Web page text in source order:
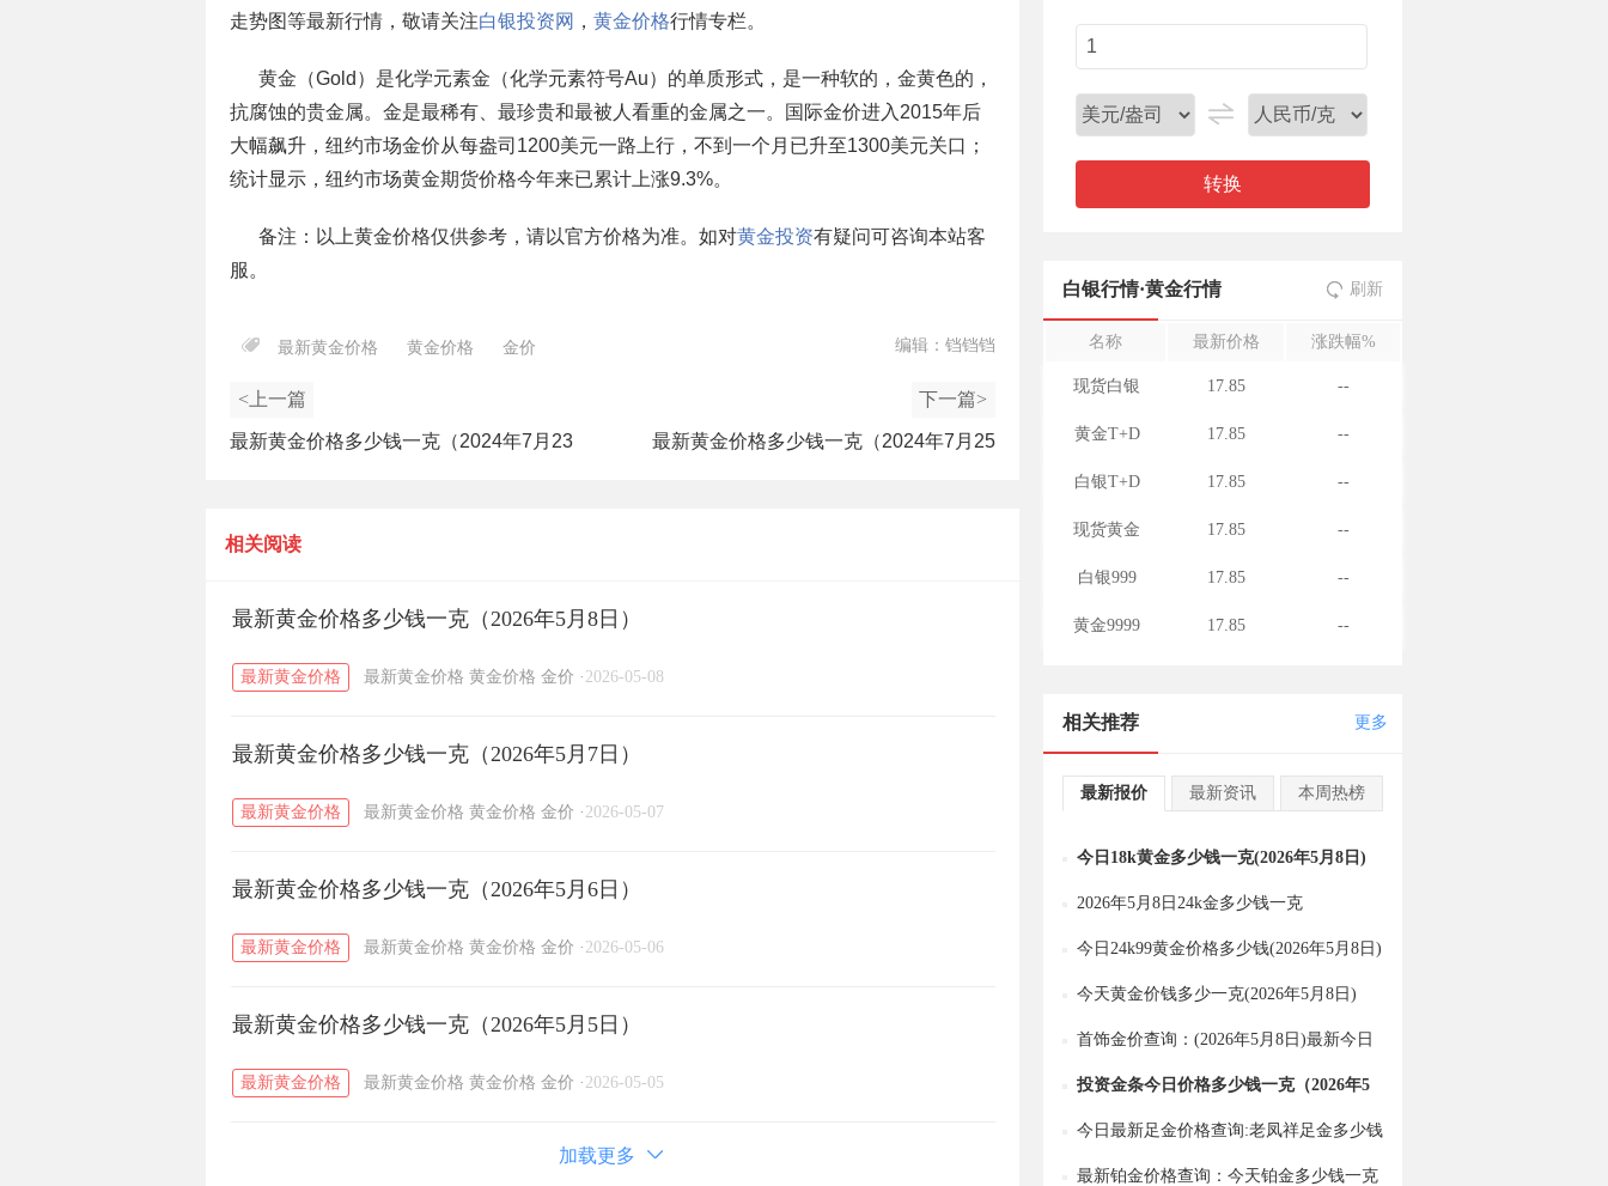
走势图等最新行情，敬请关注白银投资网 ， 黄金价格行情专栏。
黄金（Gold）是化学元素金（化学元素符号Au）的单质形式，是一种软的，金黄色的，
抗腐蚀的贵金属。金是最稀有、最珍贵和最被人看重的金属之一。国际金价进入2015年后
大幅飙升，纽约市场金价从每盎司1200美元一路上行，不到一个月已升至1300美元关口；
统计显示，纽约市场黄金期货价格今年来已累计上涨9.3%。
备注：以上黄金价格仅供参考，请以官方价格为准。如对黄金投资有疑问可咨询本站客
服。
最新黄金价格 黄金价格 金价 编辑：铛铛铛
<上一篇
最新黄金价格多少钱一克（2024年7月23
下一篇>
最新黄金价格多少钱一克（2024年7月25
相关阅读
最新黄金价格多少钱一克（2026年5月8日）
最新黄金价格 最新黄金价格 黄金价格 金价 · 2026-05-08
最新黄金价格多少钱一克（2026年5月7日）
最新黄金价格 最新黄金价格 黄金价格 金价 · 2026-05-07
最新黄金价格多少钱一克（2026年5月6日）
最新黄金价格 最新黄金价格 黄金价格 金价 · 2026-05-06
最新黄金价格多少钱一克（2026年5月5日）
最新黄金价格 最新黄金价格 黄金价格 金价 · 2026-05-05
加载更多
转换
白银行情·黄金行情 刷新
名称 最新价格 涨跌幅%
现货白银 17.85 --
黄金T+D 17.85 --
白银T+D 17.85 --
现货黄金 17.85 --
白银999 17.85 --
黄金9999 17.85 --
相关推荐 更多
最新报价 最新资讯 本周热榜
今日18k黄金多少钱一克(2026年5月8日)
2026年5月8日24k金多少钱一克
今日24k99黄金价格多少钱(2026年5月8日)
今天黄金价钱多少一克(2026年5月8日)
首饰金价查询：(2026年5月8日)最新今日
金价多少一克？
投资金条今日价格多少钱一克（2026年5
月8日）
今日最新足金价格查询:老凤祥足金多少钱
一克（2026年5月8日）
最新铂金价格查询：今天铂金多少钱一克